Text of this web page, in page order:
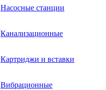
Насосные станции
Канализационные
Картриджи и вставки
Вибрационные